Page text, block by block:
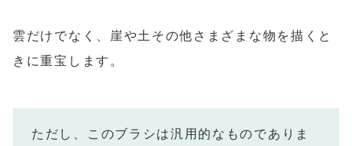
雲だけでなく、崖や土その他さまざまな物を描くと
きに重宝します。
ただし、このブラシは汎用的なものでありま